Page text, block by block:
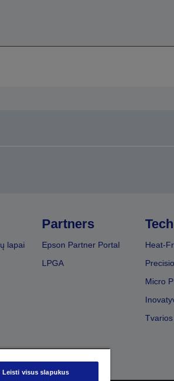
lapai
Partners
Epson Partner Portal
LPGA
Heat-
Micro
Leisti visus slapukus